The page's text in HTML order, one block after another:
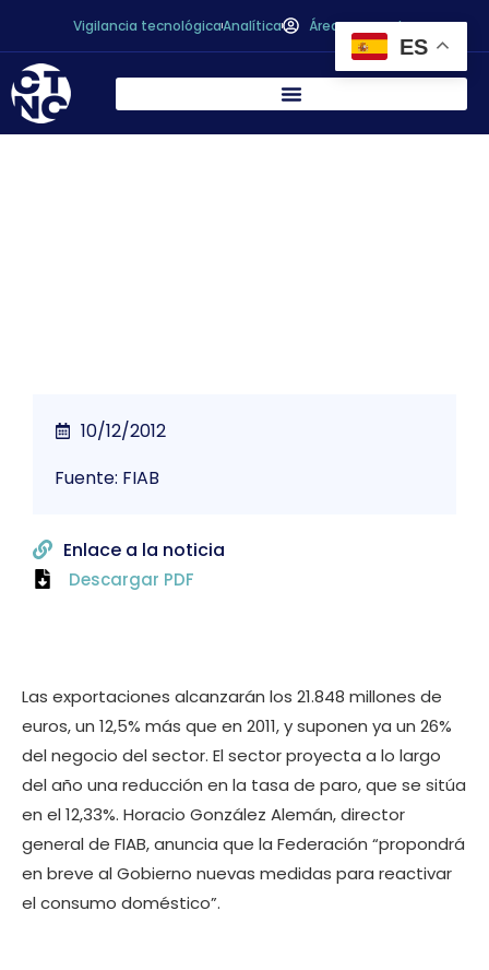
Vigilancia tecnológicaAnalítica Área personal
Las exportaciones alcanzarán los 21.848 millones de
euros, un 12,5% más que en 2011, y suponen ya un 26%
del negocio del sector. El sector proyecta a lo largo
del año una reducción en la tasa de paro, que se sitúa
en el 12,33%. Horacio González Alemán, director
general de FIAB, anuncia que la Federación “propondrá
en breve al Gobierno nuevas medidas para reactivar
el consumo doméstico”.
10/12/2012
Fuente: FIAB
Enlace a la noticia
Descargar PDF
ES